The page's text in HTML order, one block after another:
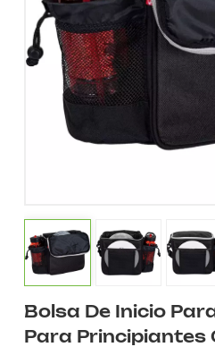
Bolsa De Inicio
Para Principiantes